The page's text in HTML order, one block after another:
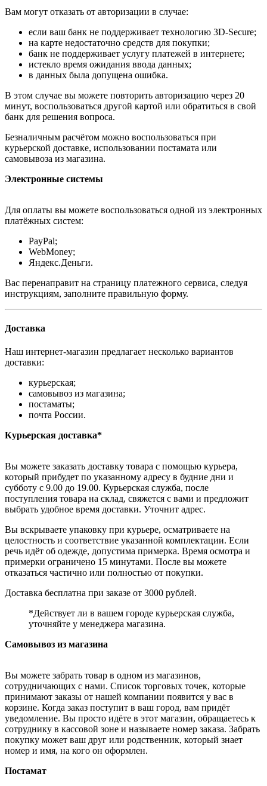
Вам могут отказать от авторизации в случае:
если ваш банк не поддерживает технологию 3D-Secure;
на карте недостаточно средств для покупки;
банк не поддерживает услугу платежей в интернете;
истекло время ожидания ввода данных;
в данных была допущена ошибка.
В этом случае вы можете повторить авторизацию через 20
минут, воспользоваться другой картой или обратиться в свой
банк для решения вопроса.
Безналичным расчётом можно воспользоваться при
курьерской доставке, использовании постамата или
самовывоза из магазина.
Электронные системы
Для оплаты вы можете воспользоваться одной из электронных
платёжных систем:
PayPal;
WebMoney;
Яндекс.Деньги.
Вас перенаправит на страницу платежного сервиса, следуя
инструкциям, заполните правильную форму.
Доставка
Наш интернет-магазин предлагает несколько вариантов
доставки:
курьерская;
самовывоз из магазина;
постаматы;
почта России.
Курьерская доставка*
Вы можете заказать доставку товара с помощью курьера,
который прибудет по указанному адресу в будние дни и
субботу с 9.00 до 19.00. Курьерская служба, после
поступления товара на склад, свяжется с вами и предложит
выбрать удобное время доставки. Уточнит адрес.
Вы вскрываете упаковку при курьере, осматриваете на
целостность и соответствие указанной комплектации. Если
речь идёт об одежде, допустима примерка. Время осмотра и
примерки ограничено 15 минутами. После вы можете
отказаться частично или полностью от покупки.
Доставка бесплатна при заказе от 3000 рублей.
*Действует ли в вашем городе курьерская служба,
уточняйте у менеджера магазина.
Самовывоз из магазина
Вы можете забрать товар в одном из магазинов,
сотрудничающих с нами. Список торговых точек, которые
принимают заказы от нашей компании появится у вас в
корзине. Когда заказ поступит в ваш город, вам придёт
уведомление. Вы просто идёте в этот магазин, обращаетесь к
сотруднику в кассовой зоне и называете номер заказа. Забрать
покупку может ваш друг или родственник, который знает
номер и имя, на кого он оформлен.
Постамат